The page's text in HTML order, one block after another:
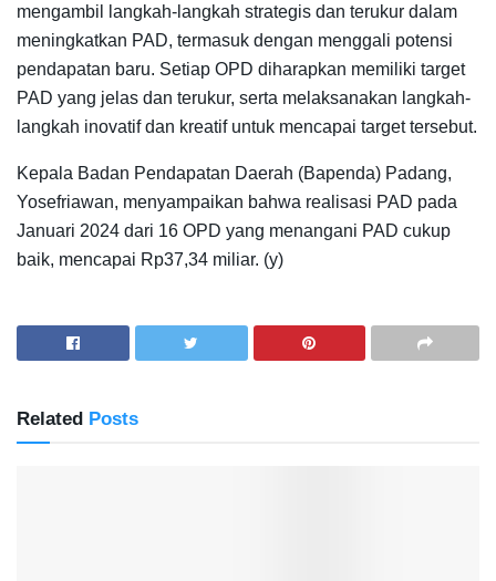
mengambil langkah-langkah strategis dan terukur dalam
meningkatkan PAD, termasuk dengan menggali potensi
pendapatan baru. Setiap OPD diharapkan memiliki target
PAD yang jelas dan terukur, serta melaksanakan langkah-
langkah inovatif dan kreatif untuk mencapai target tersebut.
Kepala Badan Pendapatan Daerah (Bapenda) Padang,
Yosefriawan, menyampaikan bahwa realisasi PAD pada
Januari 2024 dari 16 OPD yang menangani PAD cukup
baik, mencapai Rp37,34 miliar. (y)
Related Posts